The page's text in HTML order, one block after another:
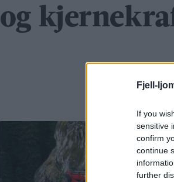
Fjell-
If you
sensitive
confirm
continue
further
og